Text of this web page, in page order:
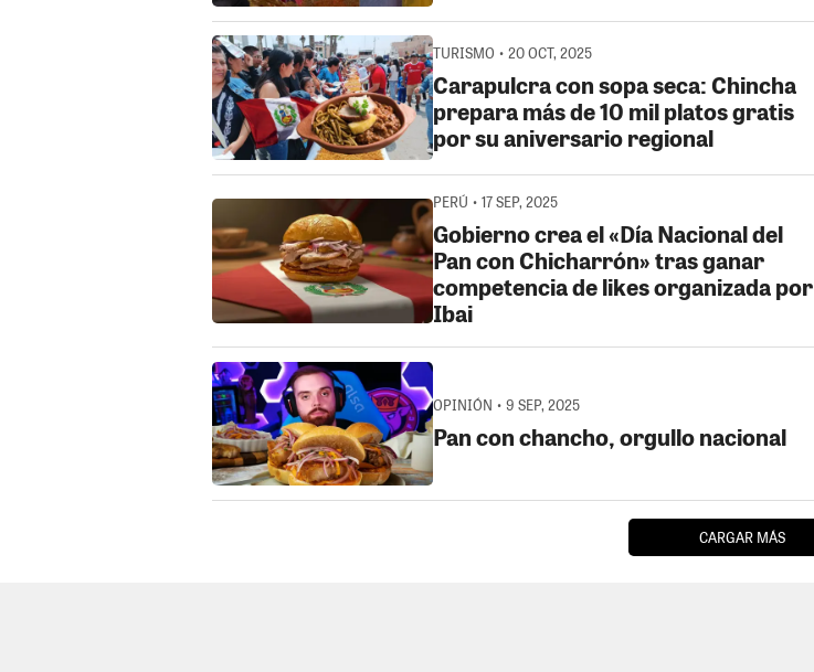
TURISMO • 20 OCT, 2025
Carapulcra con sopa seca: Chincha
prepara más de 10 mil platos gratis
por su aniversario regional
PERÚ • 17 SEP, 2025
Gobierno crea el «Día Nacional del
Pan con Chicharrón» tras ganar
competencia de likes organizada por
Ibai
OPINIÓN • 9 SEP, 2025
Pan con chancho, orgullo nacional
CARGAR MÁS